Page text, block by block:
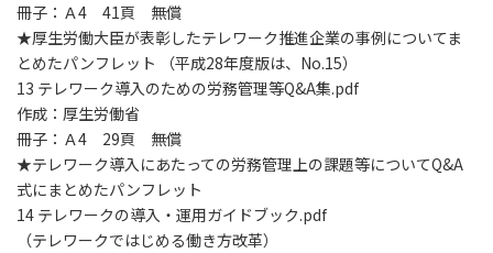
冊子：Ａ4 41頁 無償
★厚生労働大臣が表彰したテレワーク推進企業の事例についてま
とめたパンフレット （平成28年度版は、No.15）
13 テレワーク導入のための労務管理等Q&A集.pdf
作成：厚生労働省
冊子：Ａ4 29頁 無償
★テレワーク導入にあたっての労務管理上の課題等についてQ&A
式にまとめたパンフレット
14 テレワークの導入・運用ガイドブック.pdf
（テレワークではじめる働き方改革）